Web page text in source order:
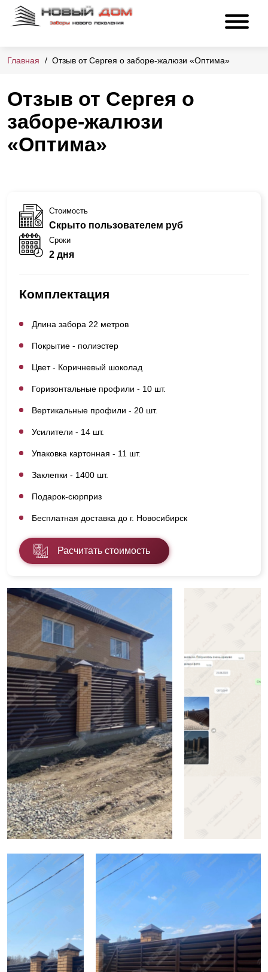
Главная Отзыв от Сергея о заборе-жалюзи «Оптима»
Отзыв от Сергея о
заборе-жалюзи
«Оптима»
Стоимость
Скрыто пользователем руб
Сроки
2 дня
Комплектация
Длина забора 22 метров
Покрытие - полиэстер
Цвет - Коричневый шоколад
Горизонтальные профили - 10 шт.
Вертикальные профили - 20 шт.
Усилители - 14 шт.
Упаковка картонная - 11 шт.
Заклепки - 1400 шт.
Подарок-сюрприз
Бесплатная доставка до г. Новосибирск
Расчитать стоимость